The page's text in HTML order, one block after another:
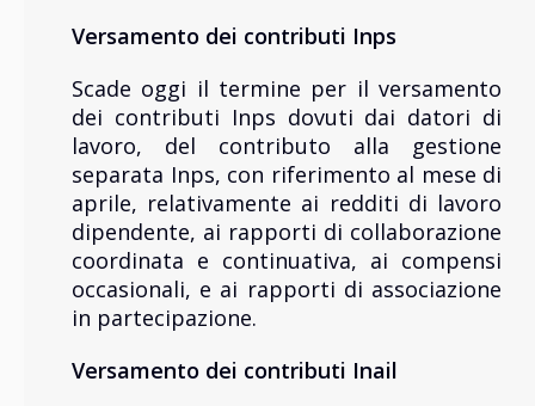
Versamento dei contributi Inps
Scade oggi il termine per il versamento
dei contributi Inps dovuti dai datori di
lavoro, del contributo alla gestione
separata Inps, con riferimento al mese di
aprile, relativamente ai redditi di lavoro
dipendente, ai rapporti di collaborazione
coordinata e continuativa, ai compensi
occasionali, e ai rapporti di associazione
in partecipazione.
Versamento dei contributi Inail